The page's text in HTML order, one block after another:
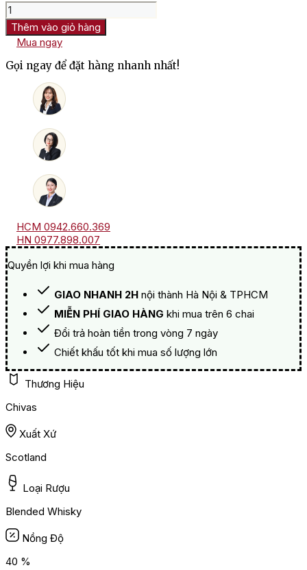
Hộp
quà
rượu
Chivas
Regal
18
Signature
Thêm vào giỏ hàng
Mua ngay
Gọi ngay để đặt hàng nhanh nhất!
HCM 0942.660.369
HN 0977.898.007
Quyền lợi khi mua hàng
GIAO NHANH 2H nội thành Hà Nội & TPHCM
MIỄN PHÍ GIAO HÀNG khi mua trên 6 chai
Đổi trả hoàn tiền trong vòng 7 ngày
Chiết khấu tốt khi mua số lượng lớn
Thương Hiệu
Chivas
Xuất Xứ
Scotland
Loại Rượu
Blended Whisky
Nồng Độ
40 %